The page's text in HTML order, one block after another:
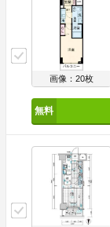
画像：20枚